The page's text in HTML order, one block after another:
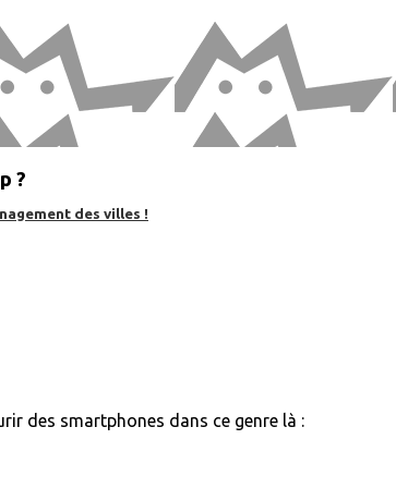
des villes !
?
des smartphones dans ce genre là :